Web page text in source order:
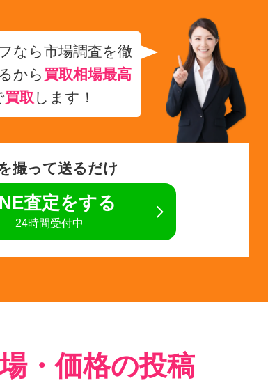
なら市場調査を徹
から 買取相場最高
買取 します！
撮って送るだけ
査定をする
24時間受付中
・価格の投稿